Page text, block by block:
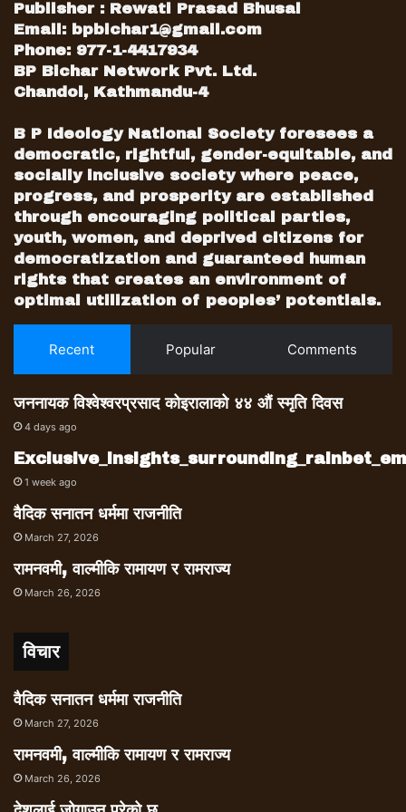
Publisher : Rewati Prasad Bhusal
Email: bpbichar1@gmail.com
Phone: 977-1-4417934
BP Bichar Network Pvt. Ltd.
Chandol, Kathmandu-4
B P Ideology National Society foresees a
democratic, rightful, gender-equitable, and
socially inclusive society where peace,
progress, and prosperity are established
through encouraging political parties,
youth, women, and deprived citizens for
democratization and guaranteed human
rights that creates an environment of
optimal utilization of peoples’ potentials.
Recent Popular Comments
जननायक विश्वेश्वरप्रसाद कोइरालाको ४४ औं स्मृति दिवस
4 days ago
1 week ago
वैदिक सनातन धर्ममा राजनीति
March 27, 2026
रामनवमी, वाल्मीकि रामायण र रामराज्य
March 26, 2026
विचार
वैदिक सनातन धर्ममा राजनीति
March 27, 2026
रामनवमी, वाल्मीकि रामायण र रामराज्य
March 26, 2026